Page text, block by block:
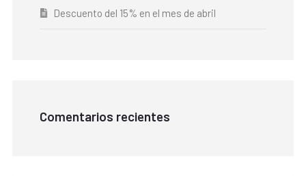
Descuento del 15% en el mes de abril
Comentarios recientes